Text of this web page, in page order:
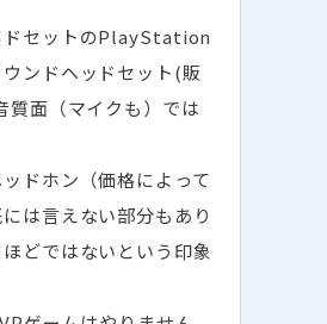
ドセットのPlayStation
ンドヘッドセット(販
質面（マイクも）では
ドホン（価格によって
は言えない部分もあり
どではないという印象